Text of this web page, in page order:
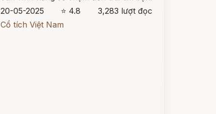
20-05-2025
⭐ 4.8
3,283 lượt đọc
Cổ tích Việt Nam